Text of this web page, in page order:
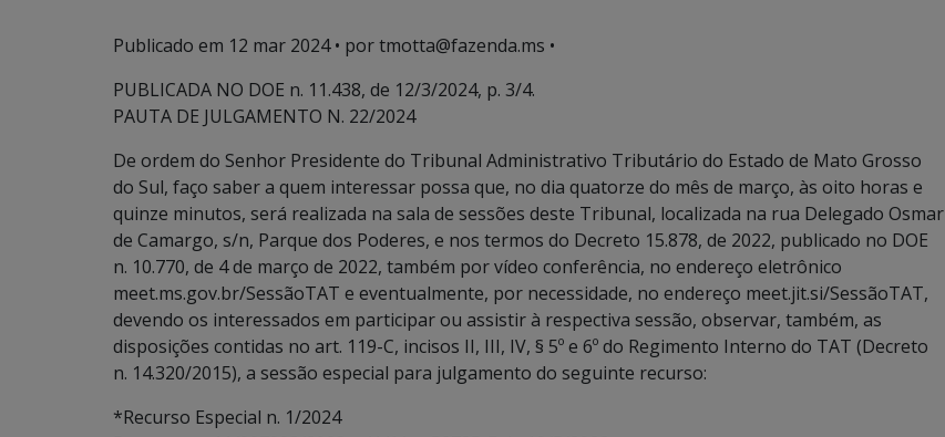
Publicado em 12 mar 2024• por tmotta@fazenda.ms •
PUBLICADA NO DOE n. 11.438, de 12/3/2024, p. 3/4.
PAUTA DE JULGAMENTO N. 22/2024
De ordem do Senhor Presidente do Tribunal Administrativo Tributário do Estado de Mato Grosso
do Sul, faço saber a quem interessar possa que, no dia quatorze do mês de março, às oito horas e
quinze minutos, será realizada na sala de sessões deste Tribunal, localizada na rua Delegado Osmar
de Camargo, s/n, Parque dos Poderes, e nos termos do Decreto 15.878, de 2022, publicado no DOE
n. 10.770, de 4 de março de 2022, também por vídeo conferência, no endereço eletrônico
meet.ms.gov.br/SessãoTAT e eventualmente, por necessidade, no endereço meet.jit.si/SessãoTAT,
devendo os interessados em participar ou assistir à respectiva sessão, observar, também, as
disposições contidas no art. 119-C, incisos II, III, IV, § 5º e 6º do Regimento Interno do TAT (Decreto
n. 14.320/2015), a sessão especial para julgamento do seguinte recurso:
*Recurso Especial n. 1/2024